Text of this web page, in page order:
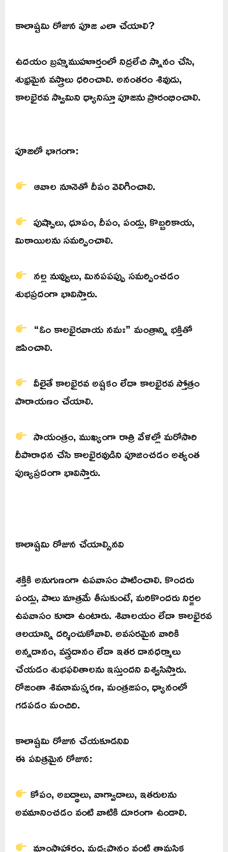
కాలాష్టమి రోజున పూజ ఎలా చేయాలి?
ఉదయం బ్రహ్మముహూర్తంలో నిద్రలేచి స్నానం చేసి,
శుభ్రమైన వస్త్రాలు ధరించాలి. అనంతరం శివుడు,
కాలభైరవ స్వామిని ధ్యానిస్తూ పూజను ప్రారంభించాలి.
పూజలో భాగంగా:
ఆవాల నూనెతో దీపం వెలిగించాలి.
పుష్పాలు, ధూపం, దీపం, పండ్లు, కొబ్బరికాయ,
మిఠాయిలను సమర్పించాలి.
నల్ల నువ్వులు, మినపపప్పు సమర్పించడం
శుభప్రదంగా భావిస్తారు.
“ఓం కాలభైరవాయ నమః” మంత్రాన్ని భక్తితో
జపించాలి.
వీలైతే కాలభైరవ అష్టకం లేదా కాలభైరవ స్తోత్రం
పారాయణం చేయాలి.
సాయంత్రం, ముఖ్యంగా రాత్రి వేళల్లో మరోసారి
దీపారాధన చేసి కాలభైరవుడిని పూజించడం అత్యంత
పుణ్యప్రదంగా భావిస్తారు.
కాలాష్టమి రోజున చేయాల్సినవి
శక్తికి అనుగుణంగా ఉపవాసం పాటించాలి. కొందరు
పండ్లు, పాలు మాత్రమే తీసుకుంటే, మరికొందరు నిర్జల
ఉపవాసం కూడా ఉంటారు. శివాలయం లేదా కాలభైరవ
ఆలయాన్ని దర్శించుకోవాలి. అవసరమైన వారికి
అన్నదానం, వస్త్రదానం లేదా ఇతర దానధర్మాలు
చేయడం శుభఫలితాలను ఇస్తుందని విశ్వసిస్తారు.
రోజంతా శివనామస్మరణ, మంత్రజపం, ధ్యానంలో
గడపడం మంచిది.
కాలాష్టమి రోజున చేయకూడనివి
ఈ పవిత్రమైన రోజున:
కోపం, అబద్ధాలు, వాగ్వాదాలు, ఇతరులను
అవమానించడం వంటి వాటికి దూరంగా ఉండాలి.
మాంసాహారం, మద్యపానం వంటి తామసిక